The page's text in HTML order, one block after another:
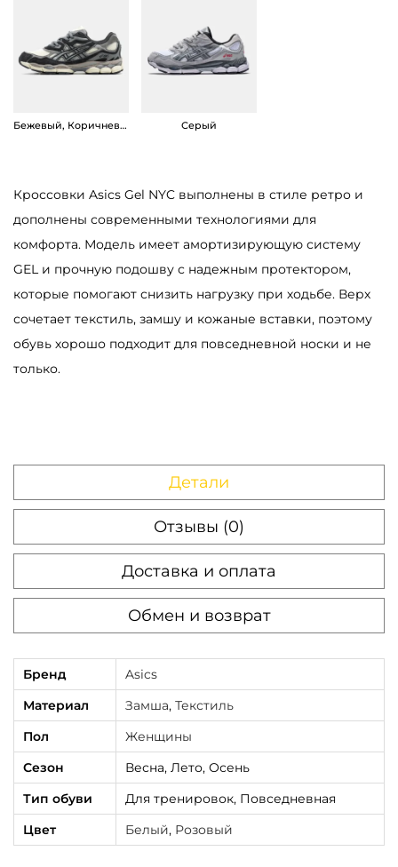
Бежевый, Коричневый Серый
Кроссовки Asics Gel NYC выполнены в стиле ретро и
дополнены современными технологиями для
комфорта. Модель имеет амортизирующую систему
GEL и прочную подошву с надежным протектором,
которые помогают снизить нагрузку при ходьбе. Верх
сочетает текстиль, замшу и кожаные вставки, поэтому
обувь хорошо подходит для повседневной носки и не
только.
Детали
Отзывы (0)
Доставка и оплата
Обмен и возврат
Бренд
Asics
Материал
Замша, Текстиль
Пол
Женщины
Сезон
Весна, Лето, Осень
Тип обуви
Для тренировок, Повседневная
Цвет
Белый, Розовый